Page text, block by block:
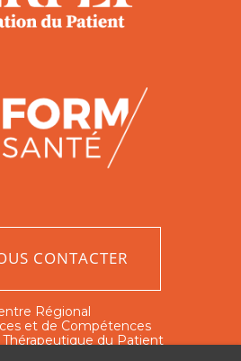
CONTACTER
Régional
et de Compétences
du Patient